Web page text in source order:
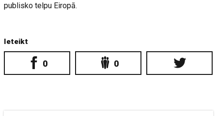
publisko telpu Eiropā.
Ieteikt
0 0